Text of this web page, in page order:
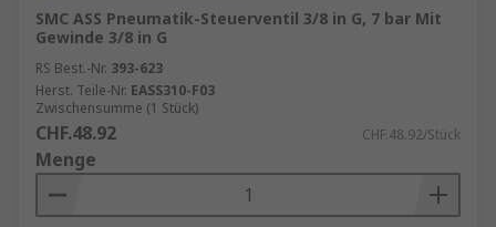
SMC ASS Pneumatik-Steuerventil 3/8 in G, 7 bar Mit
Gewinde 3/8 in G
RS Best.-Nr. 393-623
Herst. Teile-Nr. EASS310-F03
Zwischensumme (1 Stück)
CHF.48.92 CHF.48.92/Stück
Menge